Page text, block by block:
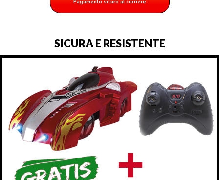
Pagamento sicuro al corriere
SICURA E RESISTENTE